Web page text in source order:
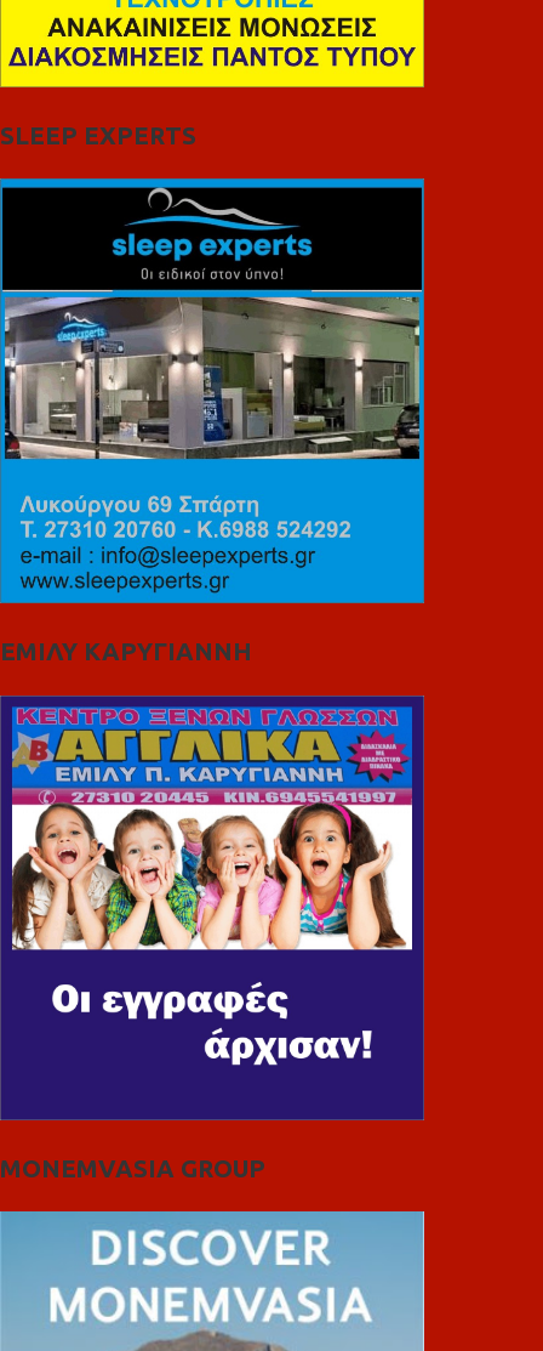
SLEEP EXPERTS
ΕΜΙΛΥ ΚΑΡΥΓΙΑΝΝΗ
MONEMVASIA GROUP